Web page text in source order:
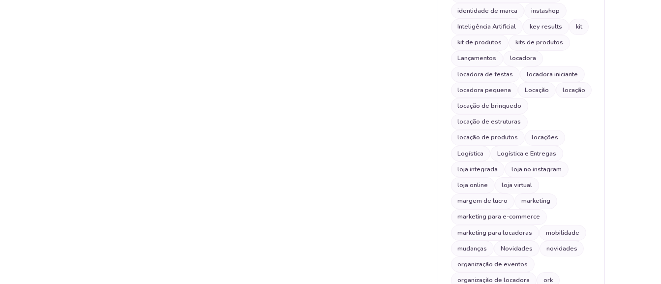
identidade de marca
instashop
Inteligência Artificial
key results
kit
kit de produtos
kits de produtos
Lançamentos
locadora
locadora de festas
locadora iniciante
locadora pequena
Locação
locação
locação de brinquedo
locação de estruturas
locação de produtos
locações
Logística
Logística e Entregas
loja integrada
loja no instagram
loja online
loja virtual
margem de lucro
marketing
marketing para e-commerce
marketing para locadoras
mobilidade
mudanças
Novidades
novidades
organização de eventos
organização de locadora
ork